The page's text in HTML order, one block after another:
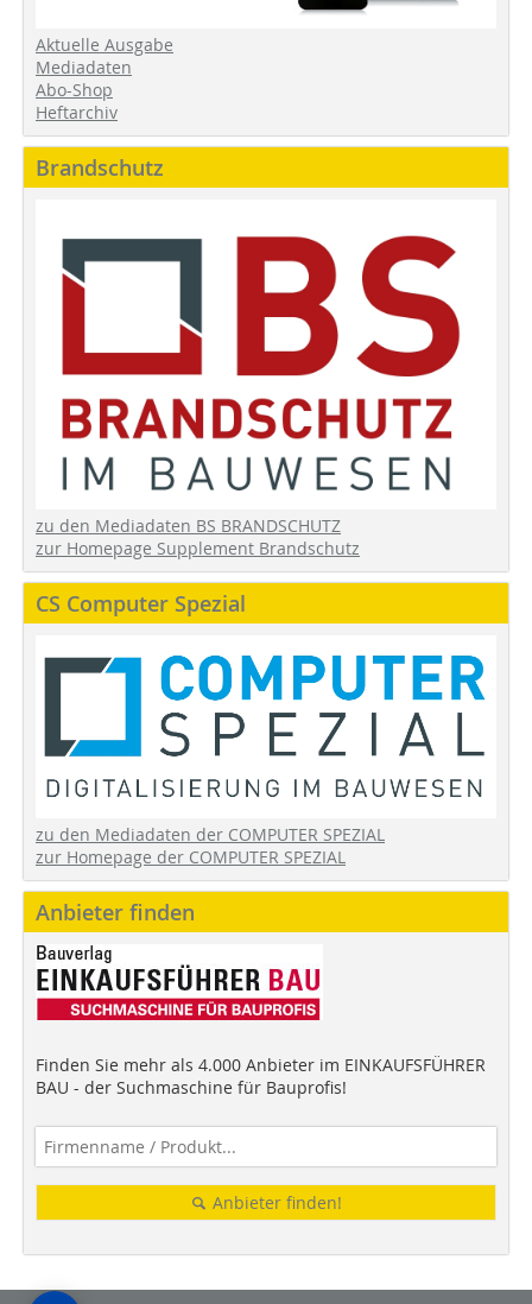
Aktuelle Ausgabe
Mediadaten
Abo-Shop
Heftarchiv
Brandschutz
zu den Mediadaten BS BRANDSCHUTZ
zur Homepage Supplement Brandschutz
CS Computer Spezial
zu den Mediadaten der COMPUTER SPEZIAL
zur Homepage der COMPUTER SPEZIAL
Anbieter finden
Finden Sie mehr als 4.000 Anbieter im EINKAUFSFÜHRER
BAU - der Suchmaschine für Bauprofis!
Anbieter finden!